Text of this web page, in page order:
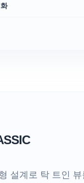
설계로 탁 트인 뷰